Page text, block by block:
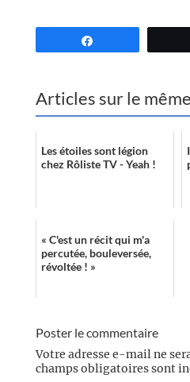
Articles sur le
Les étoiles sont légion
chez Rôliste TV - Yeah !
« C'est un récit qui m'a
percutée, bouleversée,
révoltée ! »
Poster le commentaire
Votre adresse e-mail ne
champs obligatoires sont